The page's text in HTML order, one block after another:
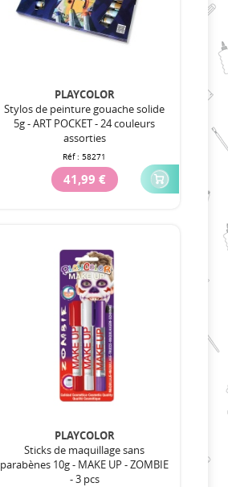
PLAYCOLOR
Stylos de peinture gouache solide
5g - ART POCKET - 24 couleurs
assorties
Réf : 58271
41,99 €
PLAYCOLOR
Sticks de maquillage sans
parabènes 10g - MAKE UP - ZOMBIE
- 3 pcs